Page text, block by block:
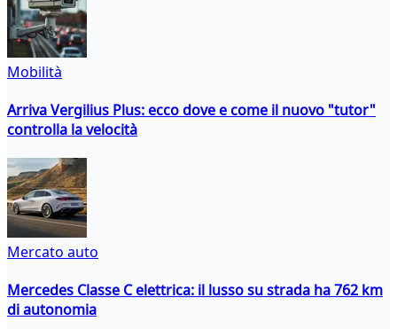
Mobilità
Arriva Vergilius Plus: ecco dove e come il nuovo "tutor"
controlla la velocità
Mercato auto
Mercedes Classe C elettrica: il lusso su strada ha 762 km
di autonomia